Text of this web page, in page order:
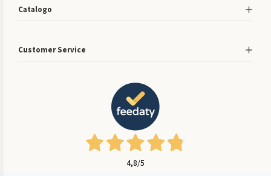
Catalogo
Customer Service
4,8/5